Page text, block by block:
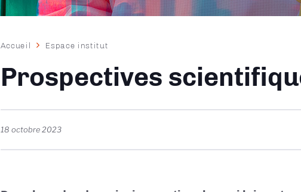
Fil
Accueil Espace institut
Prospectives
18 octobre 2023